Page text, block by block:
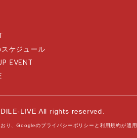
ケジュール
EVENT
LIVE All rights reserved.
り、Googleのプライバシーポリシー と 利用規約が適